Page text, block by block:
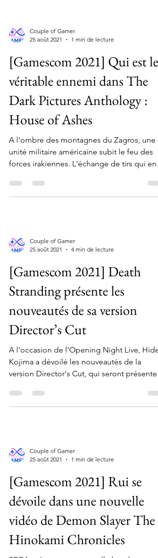
Couple of Gamer
25 août 2021
1 min de lecture
[Gamescom 2021] Qui est le
véritable ennemi dans The
Dark Pictures Anthology :
House of Ashes
A l'ombre des montagnes du Zagros, une
unité militaire américaine subit le feu des
forces irakiennes. L'échange de tirs qui en
Couple of Gamer
25 août 2021
4 min de lecture
[Gamescom 2021] Death
Stranding présente les
nouveautés de sa version
Director’s Cut
A l'occasion de l'Opening Night Live,
Kojima a dévoilé les nouveautés de la
version Director's Cut, qui seront présentes
Couple of Gamer
25 août 2021
1 min de lecture
[Gamescom 2021] Rui se
dévoile dans une nouvelle
vidéo de Demon Slayer The
Hinokami Chronicles